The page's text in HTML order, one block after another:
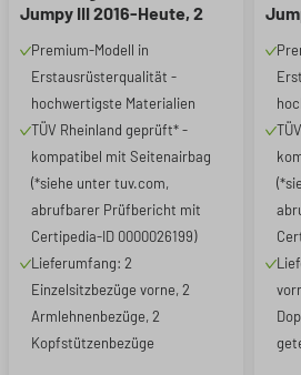
Jumpy III 2016-Heute, 2
Armlehnenbezüge
Premium-Modell in
Erstausrüsterqualität -
hochwertigste Materialien
TÜV Rheinland geprüft* -
kompatibel mit Seitenairbag
(*siehe unter tuv.com,
abrufbarer Prüfbericht mit
Certipedia-ID 0000026199)
Lieferumfang: 2
Einzelsitzbezüge vorne, 2
Armlehnenbezüge, 2
Kopfstützenbezüge